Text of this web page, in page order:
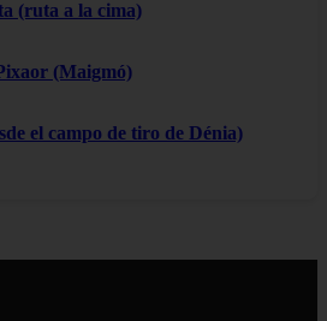
(ruta a la cima)
(Maigmó)
el campo de tiro de Dénia)